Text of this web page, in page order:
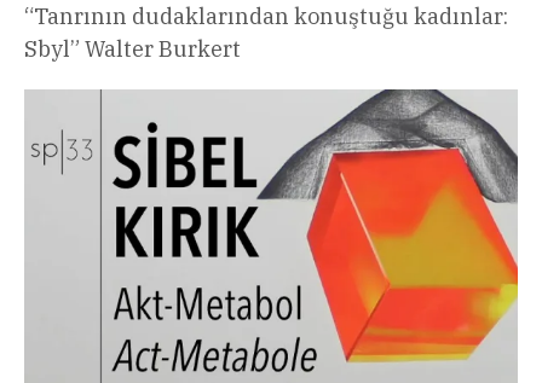
“Tanrının dudaklarından konuştuğu kadınlar:
Sbyl” Walter Burkert